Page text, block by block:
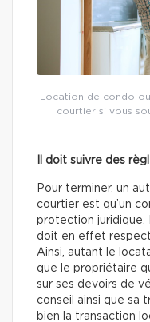
Location de condo
courtier si vous
Il doit suivre des
Pour terminer, un
courtier est qu’un
protection juridique.
doit en effet
Ainsi, autant le
que le propriétaire
sur ses devoirs de
conseil ainsi que sa
bien la transaction